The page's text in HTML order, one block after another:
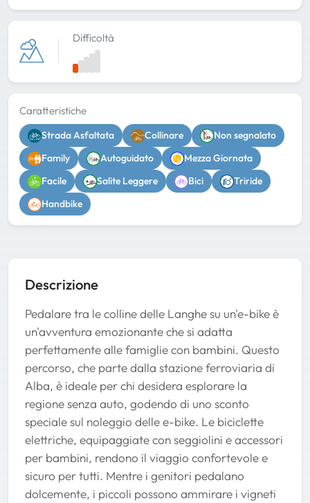
Difficoltà
Caratteristiche
Strada Asfaltata Collinare
Non segnalato
Family
Autoguidato
Mezza Giornata
Facile
Salite Leggere Bici
Triride
Handbike
Descrizione
Pedalare tra le colline delle Langhe su un'e-bike è
un'avventura emozionante che si adatta
perfettamente alle famiglie con bambini. Questo
percorso, che parte dalla stazione ferroviaria di
Alba, è ideale per chi desidera esplorare la
regione senza auto, godendo di uno sconto
speciale sul noleggio delle e-bike. Le biciclette
elettriche, equipaggiate con seggiolini e accessori
per bambini, rendono il viaggio confortevole e
sicuro per tutti. Mentre i genitori pedalano
dolcemente, i piccoli possono ammirare i vigneti